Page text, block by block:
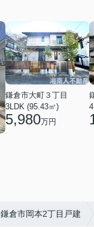
鎌倉市大町３丁目
3LDK (95.43㎡)
5,980万円
鎌倉市岡本2丁目戸建